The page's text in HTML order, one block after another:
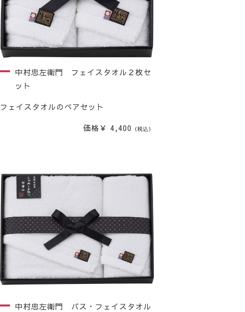
中村忠左衛門 フェイスタオル２枚セ
ット
フェイスタオルのペアセット
価格￥ 4,400 （税込）
中村忠左衛門 バス・フェイスタオル